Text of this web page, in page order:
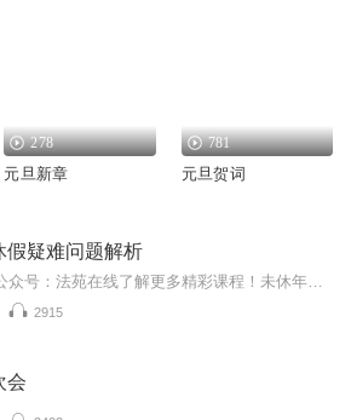
278
元旦新章
781
元旦贺词
假疑难问题解析
2915
会